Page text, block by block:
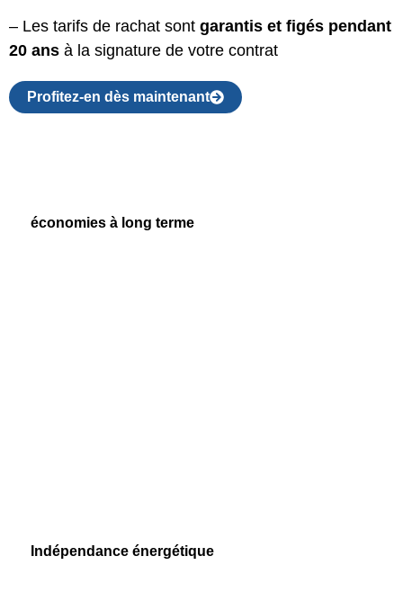
– Les tarifs de rachat sont garantis et figés pendant
20 ans à la signature de votre contrat
Profitez-en dès maintenant
économies à long terme
Indépendance énergétique